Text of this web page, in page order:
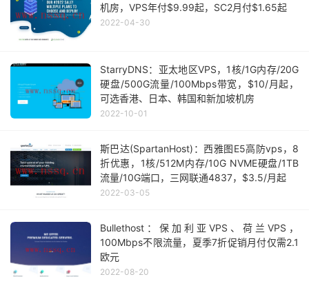
机房，VPS年付$9.99起，SC2月付$1.65起
2022-04-30
StarryDNS：亚太地区VPS，1核/1G内存/20G
硬盘/500G流量/100Mbps带宽，$10/月起，
可选香港、日本、韩国和新加坡机房
2022-10-01
斯巴达(SpartanHost)：西雅图E5高防vps，8
折优惠，1核/512M内存/10G NVME硬盘/1TB
流量/10G端口，三网联通4837，$3.5/月起
2022-03-05
Bullethost：保加利亚VPS、荷兰VPS，
100Mbps不限流量，夏季7折促销月付仅需2.1
欧元
2022-08-20